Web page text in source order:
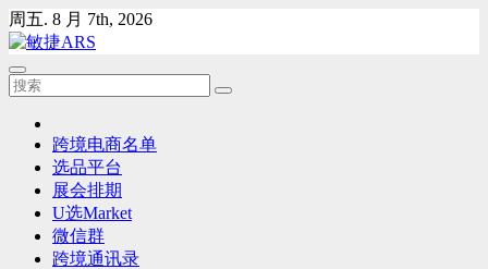
Skip
to
content
周五. 8 月 7th, 2026
跨境电商名单
选品平台
展会排期
U选Market
微信群
跨境通讯录